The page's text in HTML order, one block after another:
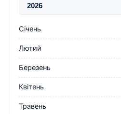
Січень
Лютий
Березень
Квітень
Травень